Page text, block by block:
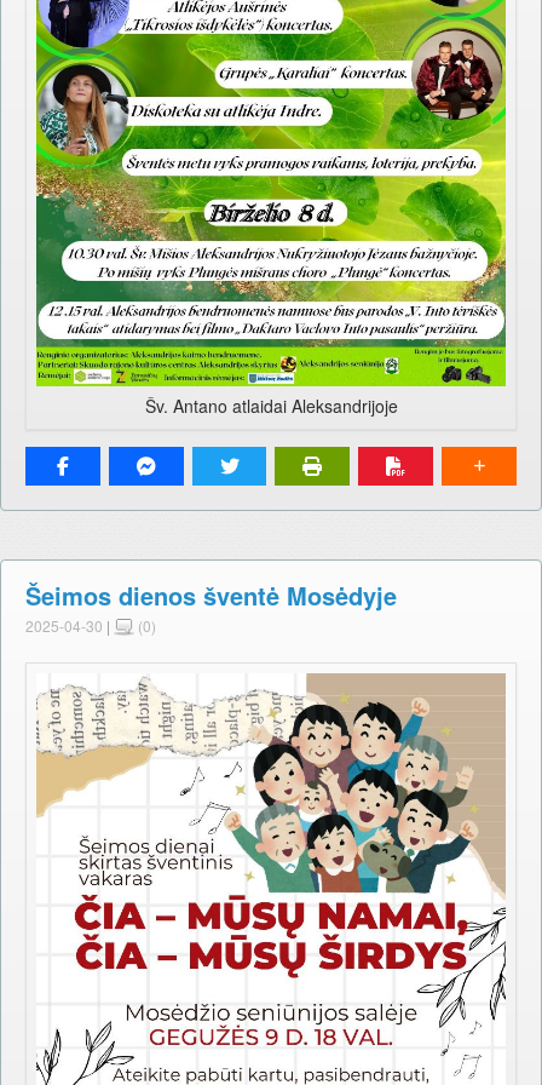
Šv. Antano atlaidai Aleksandrijoje
Šeimos dienos šventė Mosėdyje
2025-04-30 | (0)